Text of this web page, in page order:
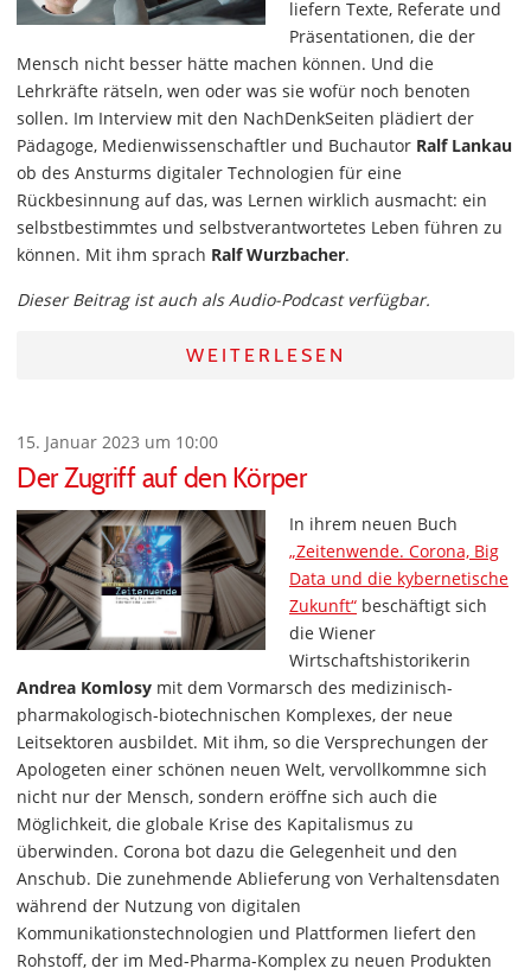
liefern Texte, Referate und
Präsentationen, die der
Mensch nicht besser hätte machen können. Und die
Lehrkräfte rätseln, wen oder was sie wofür noch benoten
sollen. Im Interview mit den NachDenkSeiten plädiert der
Pädagoge, Medienwissenschaftler und Buchautor Ralf Lankau
ob des Ansturms digitaler Technologien für eine
Rückbesinnung auf das, was Lernen wirklich ausmacht: ein
selbstbestimmtes und selbstverantwortetes Leben führen zu
können. Mit ihm sprach Ralf Wurzbacher.
Dieser Beitrag ist auch als Audio-Podcast verfügbar.
WEITERLESEN
15. Januar 2023 um 10:00
Der Zugriff auf den Körper
In ihrem neuen Buch
„Zeitenwende. Corona, Big
Data und die kybernetische
Zukunft“ beschäftigt sich
die Wiener
Wirtschaftshistorikerin
Andrea Komlosy mit dem Vormarsch des medizinisch-
pharmakologisch-biotechnischen Komplexes, der neue
Leitsektoren ausbildet. Mit ihm, so die Versprechungen der
Apologeten einer schönen neuen Welt, vervollkommne sich
nicht nur der Mensch, sondern eröffne sich auch die
Möglichkeit, die globale Krise des Kapitalismus zu
überwinden. Corona bot dazu die Gelegenheit und den
Anschub. Die zunehmende Ablieferung von Verhaltensdaten
während der Nutzung von digitalen
Kommunikationstechnologien und Plattformen liefert den
Rohstoff, der im Med-Pharma-Komplex zu neuen Produkten